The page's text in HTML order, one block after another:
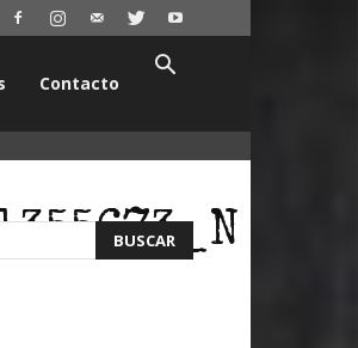
Contacto